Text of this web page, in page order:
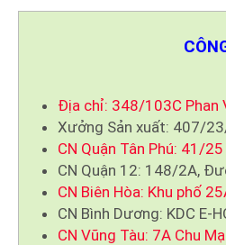
Địa chỉ: 348/103C Phan
Xưởng Sản xuất: 407/23/
CN Quận Tân Phú: 41/
CN Quận 12: 148/2A,
CN Biên Hòa: Khu phố
CN Bình Dương: KDC E-
CN Vũng Tàu: 7A Chu